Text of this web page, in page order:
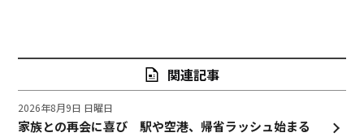
関連記事
家族との再会に喜び 駅や空港、帰省ラッシュ始まる
2026年8月9日 日曜日